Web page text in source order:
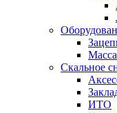
Скальное
ИТО